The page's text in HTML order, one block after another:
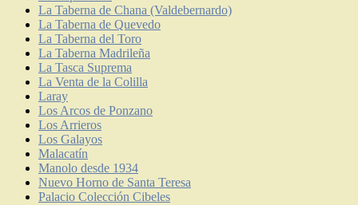
La Taberna de Chana (Valdebernardo)
La Taberna de Quevedo
La Taberna del Toro
La Taberna Madrileña
La Tasca Suprema
La Venta de la Colilla
Laray
Los Arcos de Ponzano
Los Arrieros
Los Galayos
Malacatín
Manolo desde 1934
Nuevo Horno de Santa Teresa
Palacio Colección Cibeles